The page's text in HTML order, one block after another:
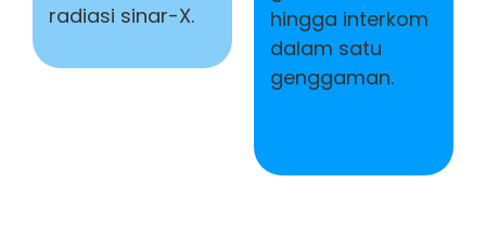
radiasi sinar-X.
hingga interkom
dalam satu
genggaman.